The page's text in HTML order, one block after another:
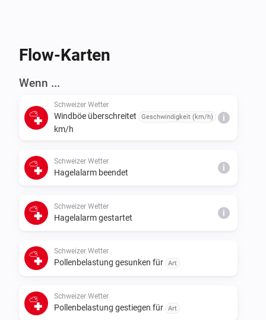
Wetterwarnungen, Temperatur, Wind, Niederschlag,
Hagel, Pollenrisiko und die Nullgradgrenze reagieren.
automatischer Standorterkennung oder manueller
Flow-Karten
Wenn ...
Schweizer Wetter
Windböe überschreitet Geschwindigkeit (km/h)
km/h
i
Schweizer Wetter
Hagelalarm beendet i
Schweizer Wetter
Hagelalarm gestartet i
Schweizer Wetter
Pollenbelastung gesunken für Art
Schweizer Wetter
Pollenbelastung gestiegen für Art